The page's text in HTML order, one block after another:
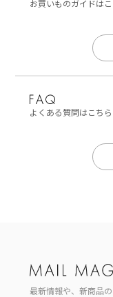
お買いものガイドは
よくある質問はこちら
最新情報や、新商品